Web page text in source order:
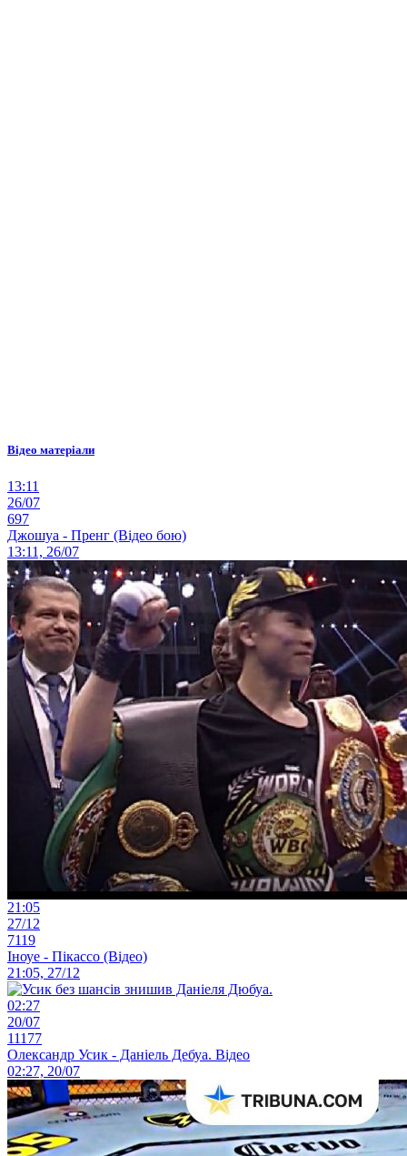
Відео матеріали
13:11
26/07
697
Джошуа - Пренг (Відео бою)
13:11, 26/07
21:05
27/12
7119
Іноуе - Пікассо (Відео)
21:05, 27/12
02:27
20/07
11177
Олександр Усик - Даніель Дебуа. Відео
02:27, 20/07